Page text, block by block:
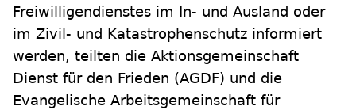
Freiwilligendienstes im In- und Ausland oder
im Zivil- und Katastrophenschutz informiert
werden, teilten die Aktionsgemeinschaft
Dienst für den Frieden (AGDF) und die
Evangelische Arbeitsgemeinschaft für